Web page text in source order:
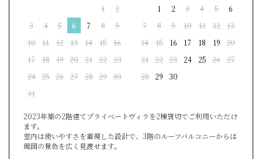
1
2
3
4 5 6 7 8
9
10
11 12 13 14 15
16
17
18 19 20 21 22
23
24
25 26 27 28 29 30
31
1
2 3 4 5
6
7
8 9 10 11 12
13
14
15 16 17 18 19
20
21
22 23 24 25 26
27
28
29 30
2023年築の2階建てプライベートヴィラを2棟貸切でご利用いただけ
ます。
室内は使いやすさを重視した設計で、3階のルーフバルコニーからは
周囲の景色を広く見渡せます。